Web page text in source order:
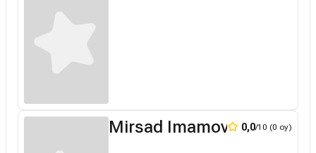
Mirsad Imamovic 0,0/10 (0 oy)